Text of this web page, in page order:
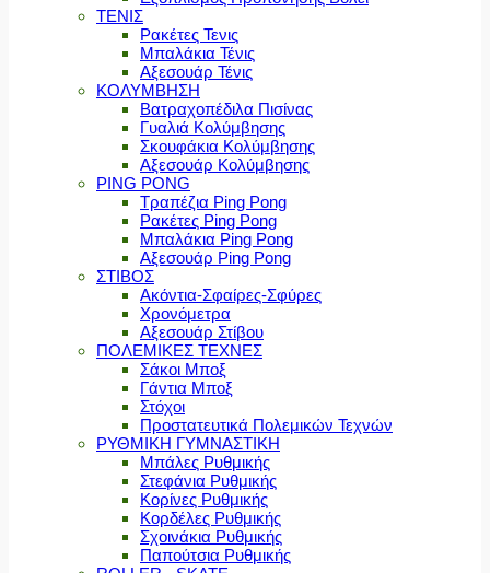
ΤΕΝΙΣ
Ρακέτες Τενις
Μπαλάκια Τένις
Αξεσουάρ Τένις
ΚΟΛΥΜΒΗΣΗ
Βατραχοπέδιλα Πισίνας
Γυαλιά Κολύμβησης
Σκουφάκια Κολύμβησης
Αξεσουάρ Κολύμβησης
PING PONG
Τραπέζια Ping Pong
Ρακέτες Ping Pong
Μπαλάκια Ping Pong
Αξεσουάρ Ping Pong
ΣΤΙΒΟΣ
Ακόντια-Σφαίρες-Σφύρες
Χρονόμετρα
Αξεσουάρ Στίβου
ΠΟΛΕΜΙΚΕΣ ΤΕΧΝΕΣ
Σάκοι Μποξ
Γάντια Μποξ
Στόχοι
Προστατευτικά Πολεμικών Τεχνών
ΡΥΘΜΙΚΗ ΓΥΜΝΑΣΤΙΚΗ
Μπάλες Ρυθμικής
Στεφάνια Ρυθμικής
Κορίνες Ρυθμικής
Κορδέλες Ρυθμικής
Σχοινάκια Ρυθμικής
Παπούτσια Ρυθμικής